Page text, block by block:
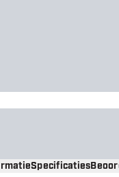
Specificaties